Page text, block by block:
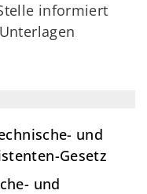
informiert
und
Gesetz
und